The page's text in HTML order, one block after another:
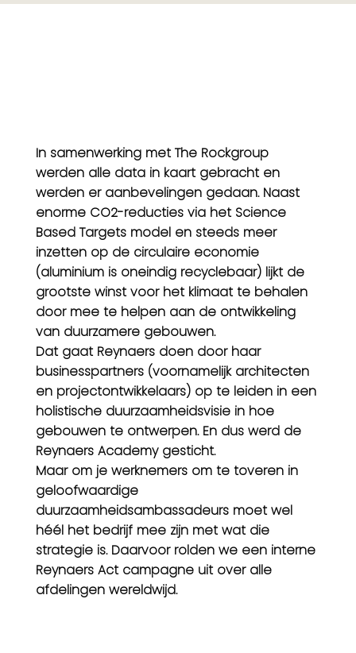
In samenwerking met The Rockgroup
werden alle data in kaart gebracht en
werden er aanbevelingen gedaan. Naast
enorme CO2-reducties via het Science
Based Targets model en steeds meer
inzetten op de circulaire economie
(aluminium is oneindig recyclebaar) lijkt de
grootste winst voor het klimaat te behalen
door mee te helpen aan de ontwikkeling
van duurzamere gebouwen.
Dat gaat Reynaers doen door haar
businesspartners (voornamelijk architecten
en projectontwikkelaars) op te leiden in een
holistische duurzaamheidsvisie in hoe
gebouwen te ontwerpen. En dus werd de
Reynaers Academy gesticht.
Maar om je werknemers om te toveren in
geloofwaardige
duurzaamheidsambassadeurs moet wel
héél het bedrijf mee zijn met wat die
strategie is. Daarvoor rolden we een interne
Reynaers Act campagne uit over alle
afdelingen wereldwijd.